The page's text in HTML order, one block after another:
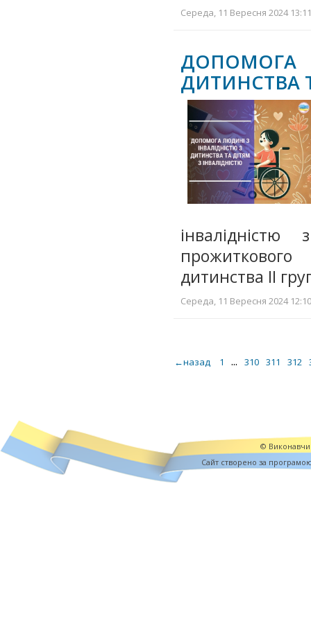
Середа, 11 Вересня 2024
ДИТИНСТВА
дитинства II
Середа, 11 Вересня 2024
←назад 1 ... 310 311 312
©
Cайт створено за